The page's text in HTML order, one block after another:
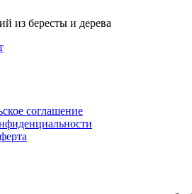
из бересты и дерева
соглашение